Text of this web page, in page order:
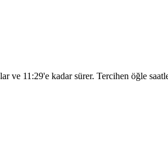
ve 11:29'e kadar sürer. Tercihen öğle